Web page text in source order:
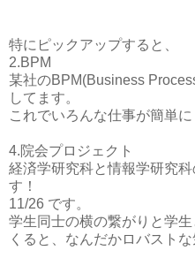
特にピックアップすると、
2.BPM
某社のBPM(Business
してます。
これでいろんな仕事が簡単に
4.院会プロジェクト
経済学研究科と情報学研究
す！
11/26 です。
学生同士の横の繋がりと学
くると、なんだかロバストな